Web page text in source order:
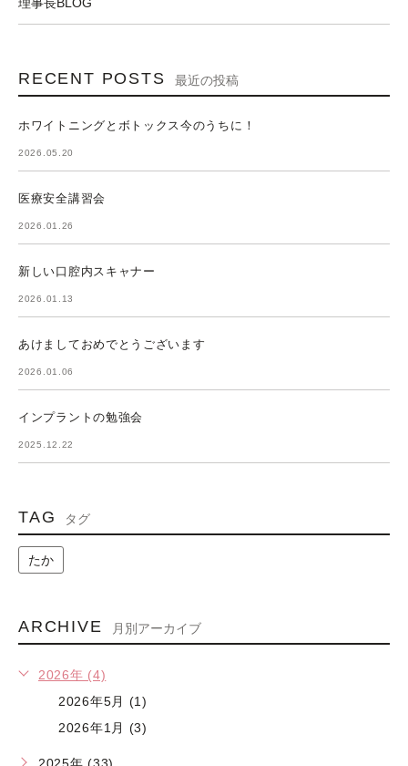
理事長BLOG
RECENT POSTS 最近の投稿
ホワイトニングとボトックス今のうちに！
2026.05.20
医療安全講習会
2026.01.26
新しい口腔内スキャナー
2026.01.13
あけましておめでとうございます
2026.01.06
インプラントの勉強会
2025.12.22
TAG タグ
たか
ARCHIVE 月別アーカイブ
2026年 (4)
2026年5月 (1)
2026年1月 (3)